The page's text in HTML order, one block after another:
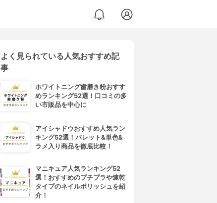
よく見られている人気おすすめ記
事
ホワイトニング歯磨き粉おすす
めランキング52選！口コミの多
い市販品を中心に
アイシャドウおすすめ人気ラン
キング52選！パレット&単色&
ラメ入り商品を徹底比較！
マニキュア人気ランキング52
選！おすすめのプチプラや速乾
タイプのネイルポリッシュを紹
介！